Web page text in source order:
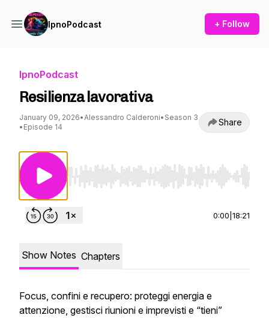
IpnoPodcast + Follow
IpnoPodcast
Resilienza lavorativa
January 09, 2026•Alessandro Calderoni• Season 3
• Episode 14 Share
Use Left/Right to seek, Home/End to jump
0:00 18:21
Show Notes Chapters
Focus, confini e recupero: proteggi energia e
attenzione, gestisci riunioni e imprevisti e “tieni”